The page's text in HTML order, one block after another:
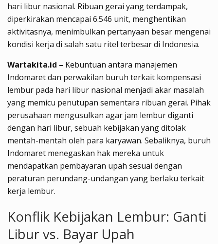
hari libur nasional. Ribuan gerai yang terdampak,
diperkirakan mencapai 6.546 unit, menghentikan
aktivitasnya, menimbulkan pertanyaan besar mengenai
kondisi kerja di salah satu ritel terbesar di Indonesia.
Wartakita.id – Kebuntuan antara manajemen
Indomaret dan perwakilan buruh terkait kompensasi
lembur pada hari libur nasional menjadi akar masalah
yang memicu penutupan sementara ribuan gerai. Pihak
perusahaan mengusulkan agar jam lembur diganti
dengan hari libur, sebuah kebijakan yang ditolak
mentah-mentah oleh para karyawan. Sebaliknya, buruh
Indomaret menegaskan hak mereka untuk
mendapatkan pembayaran upah sesuai dengan
peraturan perundang-undangan yang berlaku terkait
kerja lembur.
Konflik Kebijakan Lembur: Ganti
Libur vs. Bayar Upah